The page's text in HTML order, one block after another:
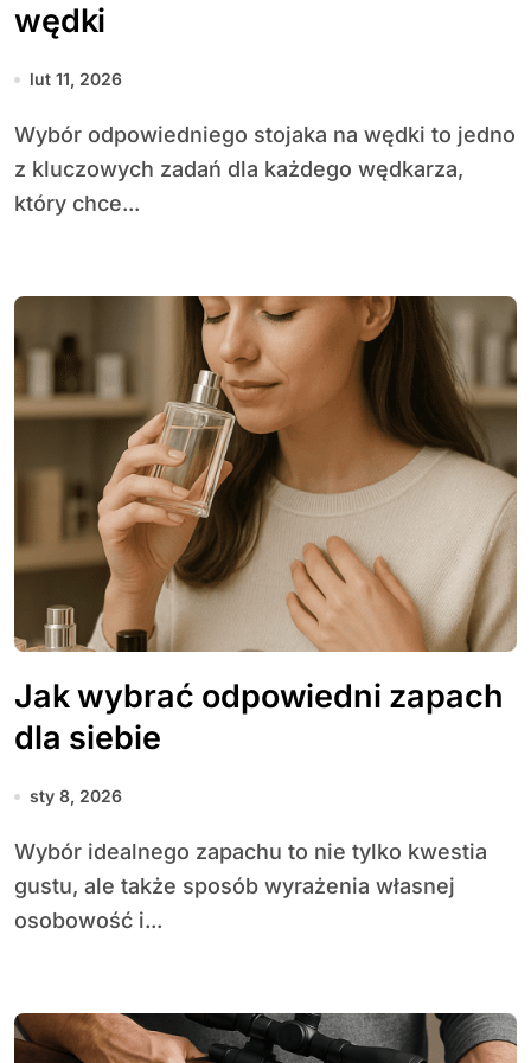
wędki
lut 11, 2026
Wybór odpowiedniego stojaka na wędki to jedno
z kluczowych zadań dla każdego wędkarza,
który chce...
Jak wybrać odpowiedni zapach
dla siebie
sty 8, 2026
Wybór idealnego zapachu to nie tylko kwestia
gustu, ale także sposób wyrażenia własnej
osobowość i...